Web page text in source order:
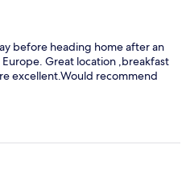
before heading home after an
Great location ,breakfast
excellent.Would recommend